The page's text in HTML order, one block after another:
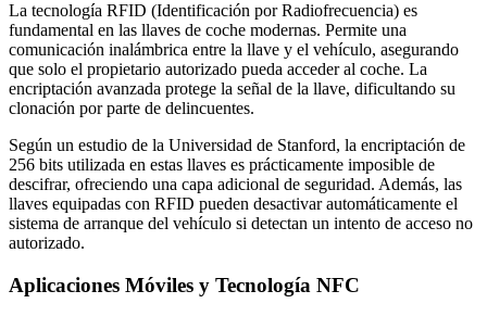
La tecnología RFID (Identificación por Radiofrecuencia) es
fundamental en las llaves de coche modernas. Permite una
comunicación inalámbrica entre la llave y el vehículo, asegurando
que solo el propietario autorizado pueda acceder al coche. La
encriptación avanzada protege la señal de la llave, dificultando su
clonación por parte de delincuentes.
Según un estudio de la Universidad de Stanford, la encriptación de
256 bits utilizada en estas llaves es prácticamente imposible de
descifrar, ofreciendo una capa adicional de seguridad. Además, las
llaves equipadas con RFID pueden desactivar automáticamente el
sistema de arranque del vehículo si detectan un intento de acceso no
autorizado.
Aplicaciones Móviles y Tecnología NFC